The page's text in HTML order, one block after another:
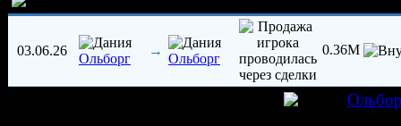
03.06.26
Ольборг
→
Ольборг
0.36M